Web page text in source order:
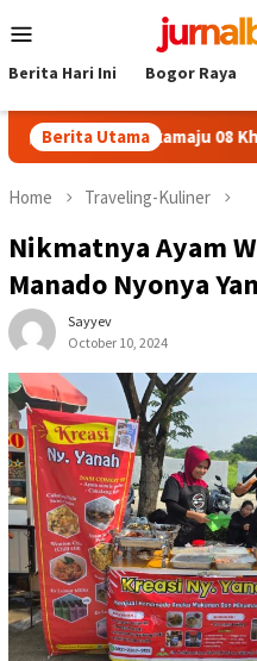
to
Menu
Berita Hari Ini Bogor Raya
Berita Utama
Sukamaju 08 Khawatir
Home Traveling-Kuliner
Nikmatnya Ayam
Manado Nyonya
Sayyev
October 10, 2024